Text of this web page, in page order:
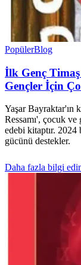
PopülerBlog
İlk Genç Timaş
Gençler İçin
Yaşar Bayraktar'ın
Ressamı', çocuk
edebi kitaptır. 2024
gücünü destekler.
Daha fazla bilgi